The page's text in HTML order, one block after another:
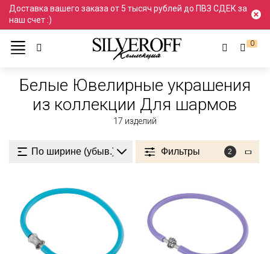
Доставка вашего заказа от 5 тысяч рублей до ПВЗ СДЕК за
наш счет :)
0
Ювелирные украшения
Белый Белые
Белые Ювелирные украшения
из коллекции Для шармов
17 изделий
Фильтры 2